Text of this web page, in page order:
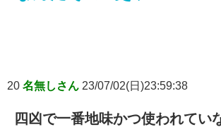
20 名無しさん 23/07/02(日)23:59:38
四凶で一番地味かつ使われてい